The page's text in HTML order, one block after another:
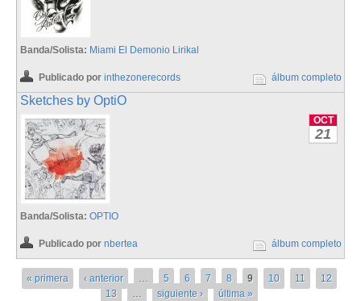
Banda/Solista: Miami El Demonio Lirikal
Publicado por inthezonerecords álbum completo
Sketches by OptiO
OCT
21
Banda/Solista: OPTIO
Publicado por nbertea álbum completo
Páginas
« primera ‹ anterior … 5 6 7 8 9 10 11
12
13
… siguiente › última »